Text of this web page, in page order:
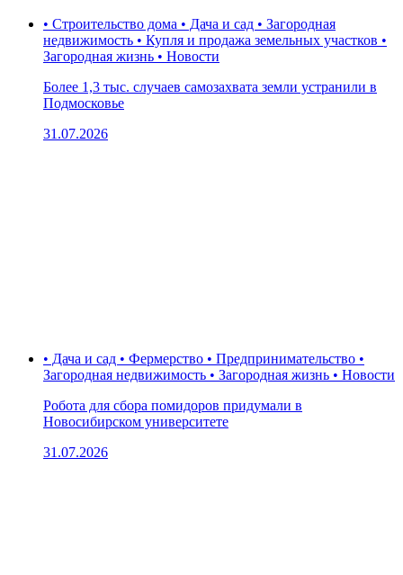
• Строительство дома • Дача и сад • Загородная
недвижимость • Купля и продажа земельных участков •
Загородная жизнь • Новости
Более 1,3 тыс. случаев самозахвата земли устранили в
Подмосковье
31.07.2026
• Дача и сад • Фермерство • Предпринимательство •
Загородная недвижимость • Загородная жизнь • Новости
Робота для сбора помидоров придумали в
Новосибирском университете
31.07.2026